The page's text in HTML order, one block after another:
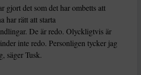
gjort det som det har ombetts att
har rätt att starta
De är redo. Olyckligtvis är
inte redo. Personligen tycker jag
säger Tusk.